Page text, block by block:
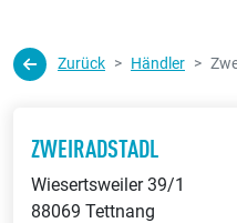
Zurück Händler
ZWEIRADSTADL
Wiesertsweiler 39/1
88069 Tettnang